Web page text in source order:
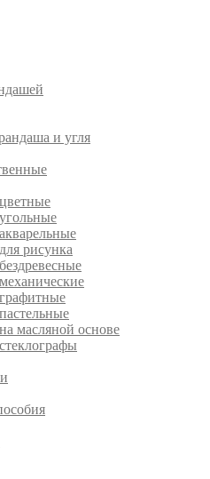
и угля
рисунка
масляной основе